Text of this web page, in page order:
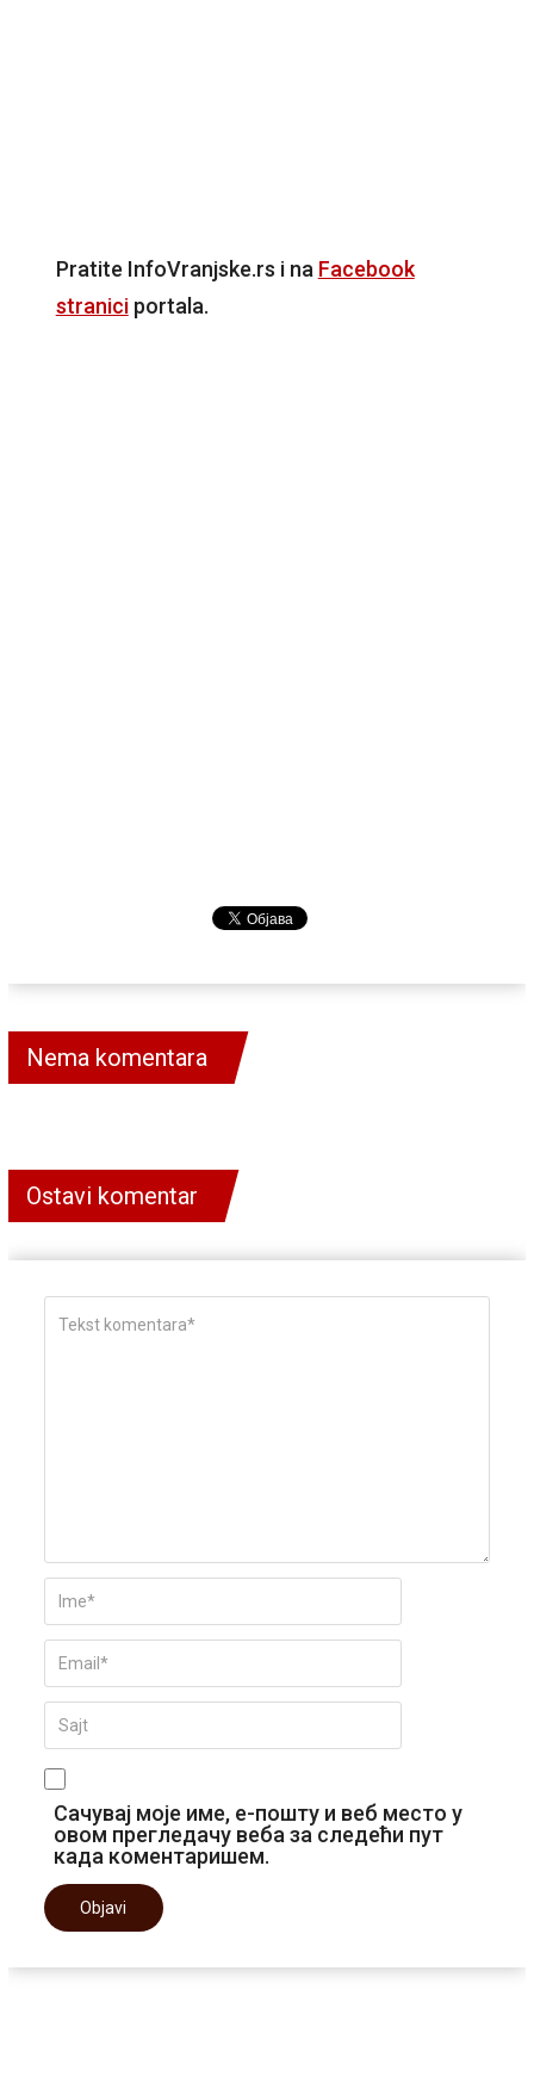
Pratite InfoVranjske.rs i na Facebook
straniciportala.
Nema komentara
Ostavi komentar
Сачувај моје име, е-пошту и веб место у
овом прегледачу веба за следећи пут
када коментаришем.